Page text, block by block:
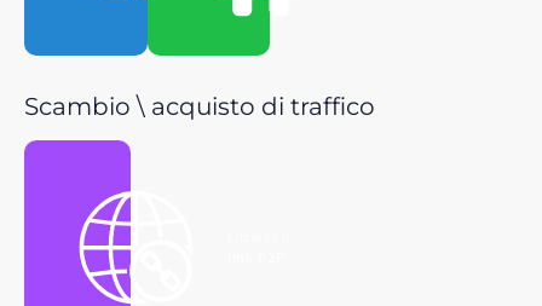
Scambio \ acquisto di traffico